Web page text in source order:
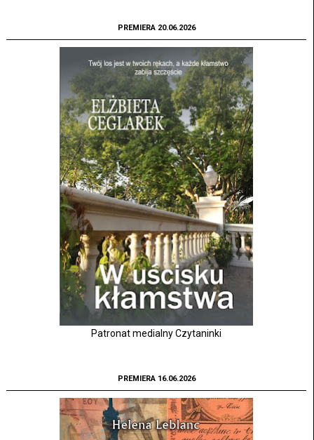
PREMIERA 20.06.2026
Patronat medialny Czytaninki
PREMIERA 16.06.2026